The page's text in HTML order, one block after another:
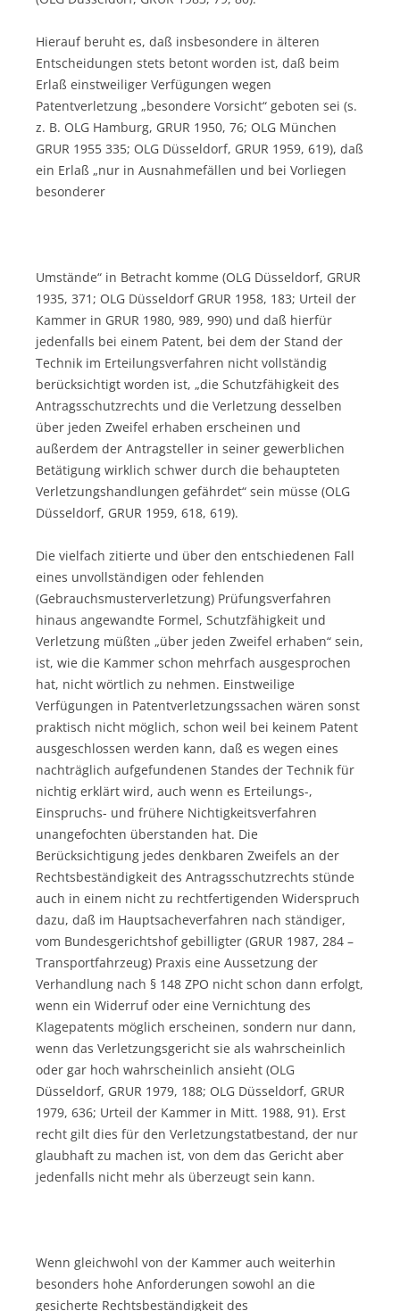
Hierauf beruht es, daß insbesondere in älteren
Entscheidungen stets betont worden ist, daß beim
Erlaß einstweiliger Verfügungen wegen
Patentverletzung „besondere Vorsicht“ geboten sei (s.
z. B. OLG Hamburg, GRUR 1950, 76; OLG München
GRUR 1955 335; OLG Düsseldorf, GRUR 1959, 619), daß
ein Erlaß „nur in Ausnahmefällen und bei Vorliegen
besonderer
Umstände“ in Betracht komme (OLG Düsseldorf, GRUR
1935, 371; OLG Düsseldorf GRUR 1958, 183; Urteil der
Kammer in GRUR 1980, 989, 990) und daß hierfür
jedenfalls bei einem Patent, bei dem der Stand der
Technik im Erteilungsverfahren nicht vollständig
berücksichtigt worden ist, „die Schutzfähigkeit des
Antragsschutzrechts und die Verletzung desselben
über jeden Zweifel erhaben erscheinen und
außerdem der Antragsteller in seiner gewerblichen
Betätigung wirklich schwer durch die behaupteten
Verletzungshandlungen gefährdet“ sein müsse (OLG
Düsseldorf, GRUR 1959, 618, 619).
Die vielfach zitierte und über den entschiedenen Fall
eines unvollständigen oder fehlenden
(Gebrauchsmusterverletzung) Prüfungsverfahren
hinaus angewandte Formel, Schutzfähigkeit und
Verletzung müßten „über jeden Zweifel erhaben“ sein,
ist, wie die Kammer schon mehrfach ausgesprochen
hat, nicht wörtlich zu nehmen. Einstweilige
Verfügungen in Patentverletzungssachen wären sonst
praktisch nicht möglich, schon weil bei keinem Patent
ausgeschlossen werden kann, daß es wegen eines
nachträglich aufgefundenen Standes der Technik für
nichtig erklärt wird, auch wenn es Erteilungs-,
Einspruchs- und frühere Nichtigkeitsverfahren
unangefochten überstanden hat. Die
Berücksichtigung jedes denkbaren Zweifels an der
Rechtsbeständigkeit des Antragsschutzrechts stünde
auch in einem nicht zu rechtfertigenden Widerspruch
dazu, daß im Hauptsacheverfahren nach ständiger,
vom Bundesgerichtshof gebilligter (GRUR 1987, 284 –
Transportfahrzeug) Praxis eine Aussetzung der
Verhandlung nach § 148 ZPO nicht schon dann erfolgt,
wenn ein Widerruf oder eine Vernichtung des
Klagepatents möglich erscheinen, sondern nur dann,
wenn das Verletzungsgericht sie als wahrscheinlich
oder gar hoch wahrscheinlich ansieht (OLG
Düsseldorf, GRUR 1979, 188; OLG Düsseldorf, GRUR
1979, 636; Urteil der Kammer in Mitt. 1988, 91). Erst
recht gilt dies für den Verletzungstatbestand, der nur
glaubhaft zu machen ist, von dem das Gericht aber
jedenfalls nicht mehr als überzeugt sein kann.
Wenn gleichwohl von der Kammer auch weiterhin
besonders hohe Anforderungen sowohl an die
gesicherte Rechtsbeständigkeit des